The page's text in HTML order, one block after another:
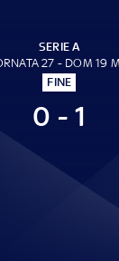
SERIE A
27 - DOM 19
FINE
0 - 1